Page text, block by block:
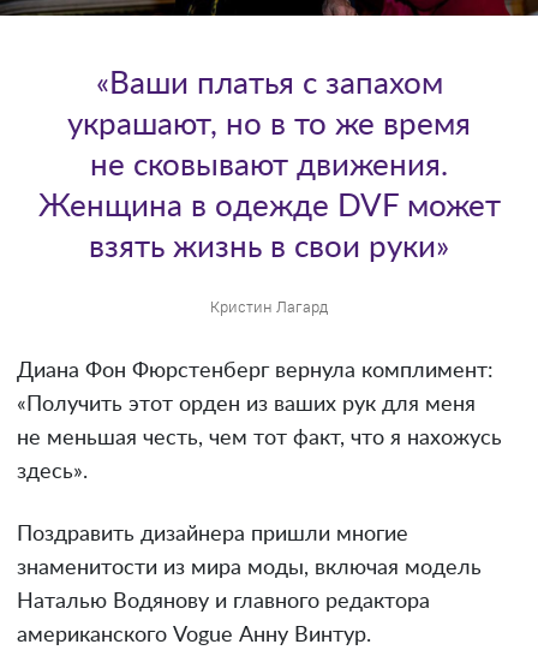
Кристин Лагард
«Ваши платья с запахом
украшают, но в то же время
не сковывают движения.
Женщина в одежде DVF может
взять жизнь в свои руки»
Диана Фон Фюрстенберг вернула комплимент:
«Получить этот орден из ваших рук для меня
не меньшая честь, чем тот факт, что я нахожусь
здесь».
Поздравить дизайнера пришли многие
знаменитости из мира моды, включая модель
Наталью Водянову и главного редактора
американского Vogue Анну Винтур.